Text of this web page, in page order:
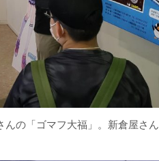
の「ゴマフ大福」。新倉屋さ